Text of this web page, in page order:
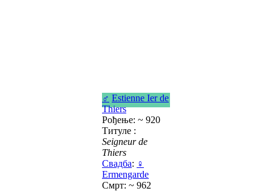
♂ Estienne Ier de
Thiers
Рођење: ~ 920
Титуле :
Seigneur de
Thiers
Свадба: ♀
Ermengarde
Смрт: ~ 962